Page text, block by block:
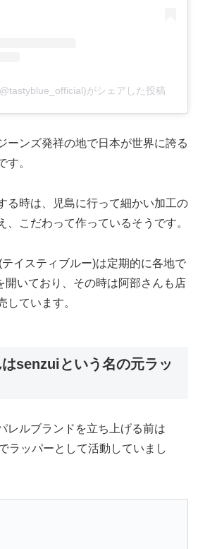
がシェアした投稿
ーンズ発祥の地で日本が世界に誇る
す。
る時は、児島に行って細かい加工の
、こだわって作っているそうです。
イスティブルー)は定期的に各地で
開いており、その時は阿部さんも店
しています。
senzuiという名の元ラッ
レルブランドを立ち上げる前は
ラッパーとして活動していまし